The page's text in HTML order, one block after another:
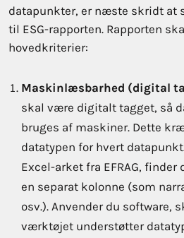
datapunkter, er næste skridt at
til ESG-rapporten. Rapporten
hovedkriterier:
Maskinlæsbarhed (digital
skal være digitalt tagget, så
bruges af maskiner. Dette
datatypen for hvert
Excel-arket fra EFRAG,
en separat kolonne (som
osv.). Anvender du software,
værktøjet understøtter